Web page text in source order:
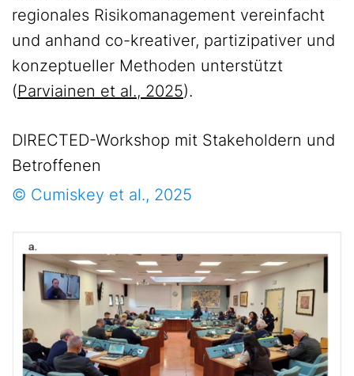
regionales Risikomanagement vereinfacht
und anhand co-kreativer, partizipativer und
konzeptueller Methoden unterstützt
(Parviainen et al., 2025).
DIRECTED-Workshop mit Stakeholdern und
Betroffenen
© Cumiskey et al., 2025